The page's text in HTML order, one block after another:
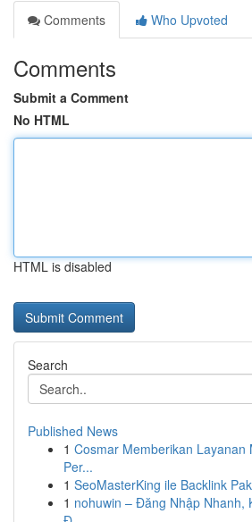
Comments
Who Upvoted
Comments
Submit a Comment
No HTML
HTML is disabled
Search
Published News
1 Cosmar Memberikan Layanan
Per...
1 SeoMasterKing ile Backlink
1 nohuwin – Đăng Nhập Nhanh,